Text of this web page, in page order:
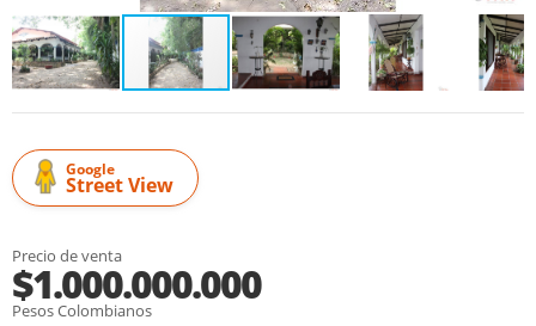
Google
Street View
Precio de venta
$1.000.000.000
Pesos Colombianos